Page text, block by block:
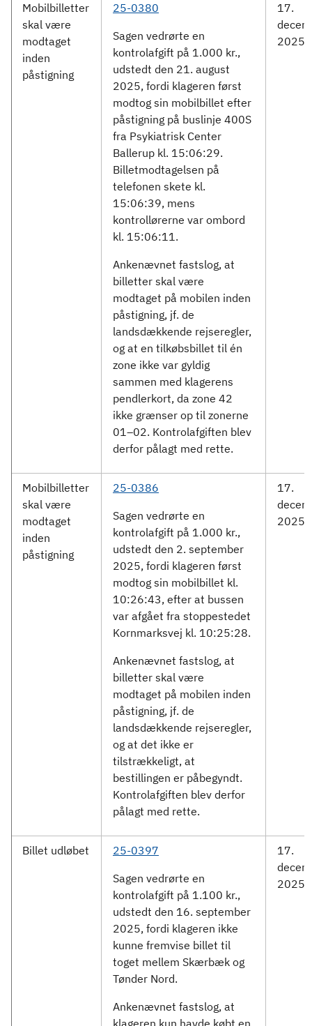
Mobilbilletter
skal være
modtaget
inden
påstigning
25-0380
Sagen vedrørte en
kontrolafgift på 1.000 kr.,
udstedt den 21. august
2025, fordi klageren først
modtog sin mobilbillet efter
påstigning på buslinje 400S
fra Psykiatrisk Center
Ballerup kl. 15:06:29.
Billetmodtagelsen på
telefonen skete kl.
15:06:39, mens
kontrollørerne var ombord
kl. 15:06:11.
Ankenævnet fastslog, at
billetter skal være
modtaget på mobilen inden
påstigning, jf. de
landsdækkende rejseregler,
og at en tilkøbsbillet til én
zone ikke var gyldig
sammen med klagerens
pendlerkort, da zone 42
ikke grænser op til zonerne
01–02. Kontrolafgiften blev
derfor pålagt med rette.
17.
2025
Mobilbilletter
skal være
modtaget
inden
påstigning
25-0386
Sagen vedrørte en
kontrolafgift på 1.000 kr.,
udstedt den 2. september
2025, fordi klageren først
modtog sin mobilbillet kl.
10:26:43, efter at bussen
var afgået fra stoppestedet
Kornmarksvej kl. 10:25:28.
Ankenævnet fastslog, at
billetter skal være
modtaget på mobilen inden
påstigning, jf. de
landsdækkende rejseregler,
og at det ikke er
tilstrækkeligt, at
bestillingen er påbegyndt.
Kontrolafgiften blev derfor
pålagt med rette.
17.
2025
Billet udløbet
25-0397
Sagen vedrørte en
kontrolafgift på 1.100 kr.,
udstedt den 16. september
2025, fordi klageren ikke
kunne fremvise billet til
toget mellem Skærbæk og
Tønder Nord.
Ankenævnet fastslog, at
klageren kun havde købt en
17.
2025